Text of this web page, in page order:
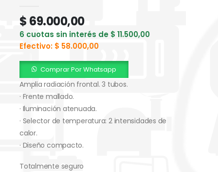
$ 69.000,00
6 cuotas sin interés de $ 11.500,00
Efectivo: $ 58.000,00
Comprar Por Whatsapp
Amplia radiación frontal. 3 tubos.
· Frente mallado.
· Iluminación atenuada.
· Selector de temperatura: 2 intensidades de
calor.
· Diseño compacto.
Totalmente seguro